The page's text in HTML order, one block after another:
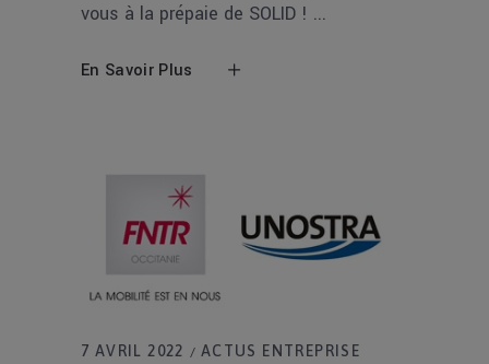
vous à la prépaie de SOLID !
En Savoir Plus
7 AVRIL 2022 ACTUS ENTREPRISE